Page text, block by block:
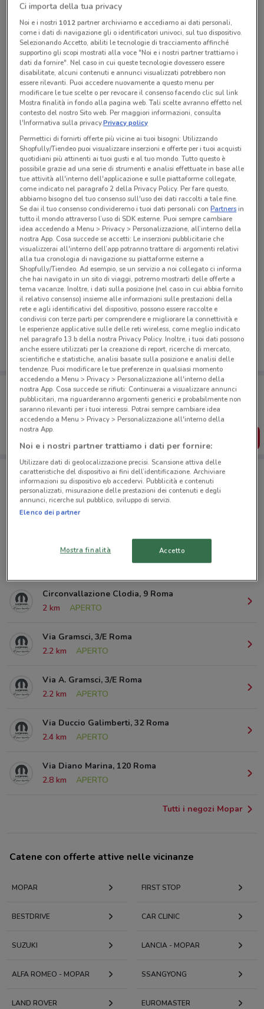
Chiama il negozio
Lunedì n.d.
Martedì n.d.
Mercoledì n.d.
Giovedì n.d.
Venerdì n.d.
Sabato n.d.
Domenica n.d.
02 3502157
Autocarr. Iachini Di Iachini Nino
Tutte le promozioni di questo negozio
Ci dispiace, al momento non abbiamo pubblicato
volantini nella tua zona. Riprova più tardi.
Porta DoveConviene sempre con te!
Puoi trovare le migliori offerte dei negozi vicino a te,
salvarle e creare la tua lista del risparmio, comodamente
dal tuo cellulare.
Negozi Mopar a Bollate
© MapTiler© OpenStreetMap contributors
Circonvallazione Clodia, 9 Roma
2 km
APERTO
Via Gramsci, 3/E Roma
2.2 km
APERTO
Via A. Gramsci, 3/E Roma
2.2 km
APERTO
Via Duccio Galimberti, 32 Roma
2.4 km
APERTO
Via Diano Marina, 120 Roma
2.8 km
APERTO
Tutti i negozi Mopar
Catene con offerte attive nelle vicinanze
MOPAR FIRST STOP
BESTDRIVE CAR CLINIC
SUZUKI LANCIA - MOPAR
ALFA ROMEO - MOPAR SSANGYONG
LAND ROVER EUROMASTER
Ci importa della tua privacy
Noi e i nostri 1012partner archiviamo e accediamo ai dati personali,
come i dati di navigazione gli o identificatori univoci, sul tuo dispositivo.
Selezionando Accetto, abiliti le tecnologie di tracciamento affinché
supportino gli scopi mostrati alla voce "Noi e i nostri partner trattiamo i
dati da fornire". Nel caso in cui queste tecnologie dovessero essere
disabilitate, alcuni contenuti e annunci visualizzati potrebbero non
essere rilevanti. Puoi accedere nuovamente a questo menu per
modificare le tue scelte o per revocare il consenso facendo clic sul link
Mostra finalità in fondo alla pagina web. Tali scelte avranno effetto nel
contesto del nostro Sito web. Per maggiori informazioni, consulta
l'Informativa sulla privacy.Privacy policy
Permettici di fornirti offerte più vicine ai tuoi bisogni: Utilizzando
Shopfully/Tiendeo puoi visualizzare inserzioni e offerte per i tuoi acquisti
quotidiani più attinenti ai tuoi gusti e al tuo mondo. Tutto questo è
possibile grazie ad una serie di strumenti e analisi effettuate in base alle
tue attività all'interno dell'applicazione e sulle piattaforme collegate,
come indicato nel paragrafo 2 della Privacy Policy. Per fare questo,
abbiamo bisogno del tuo consenso sull'uso dei dati raccolti a tale fine.
Se dai il tuo consenso condivideremo i tuoi dati personali conPartnersin
tutto il mondo attraverso l’uso di SDK esterne. Puoi sempre cambiare
idea accedendo a Menu > Privacy > Personalizzazione, all’interno della
nostra App. Cosa succede se accetti: Le inserzioni pubblicitarie che
visualizzerai all'interno dell’app potranno trattare di argomenti relativi
alla tua cronologia di navigazione su piattaforme esterne a
Shopfully/Tiendeo. Ad esempio, se un servizio a noi collegato ci informa
che hai navigato in un sito di viaggi, potremo mostrarti delle offerte a
tema vacanze. Inoltre, i dati sulla posizione (nel caso in cui abbia fornito
il relativo consenso) insieme alle informazioni sulle prestazioni della
rete e agli identificativi del dispositivo, possono essere raccolte e
condivisi con terze parti per comprendere e migliorare la connettività e
le esperienze applicative sulle delle reti wireless, come meglio indicato
nel paragrafo 13.b della nostra Privacy Policy. Inoltre, i tuoi dati possono
anche essere utilizzati per la creazione di report, ricerche di mercato,
scientifiche e statistiche, analisi basate sulla posizione e analisi delle
tendenze. Puoi modificare le tue preferenze in qualsiasi momento
accedendo a Menu > Privacy > Personalizzazione all'interno della
nostra App. Cosa succede se rifiuti: Continuerai a visualizzare annunci
pubblicitari, ma riguarderanno argomenti generici e probabilmente non
saranno rilevanti per i tuoi interessi. Potrai sempre cambiare idea
accedendo a Menu > Privacy > Personalizzazione all'interno della
nostra App.
Noi e i nostri partner trattiamo i dati per fornire:
Utilizzare dati di geolocalizzazione precisi. Scansione attiva delle
caratteristiche del dispositivo ai fini dell’identificazione. Archiviare
informazioni su dispositivo e/o accedervi. Pubblicità e contenuti
personalizzati, misurazione delle prestazioni dei contenuti e degli
annunci, ricerche sul pubblico, sviluppo di servizi.
Elenco dei partner
Mostra finalità Accetto